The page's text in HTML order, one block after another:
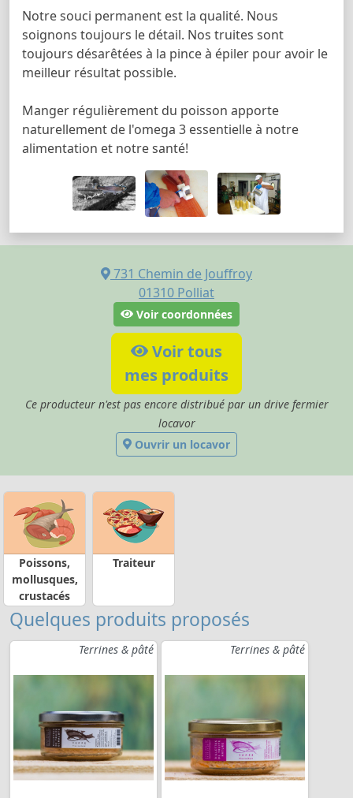
Notre souci permanent est la qualité. Nous
soignons toujours le détail. Nos truites sont
toujours désarêtées à la pince à épiler pour avoir le
meilleur résultat possible.
Manger régulièrement du poisson apporte
naturellement de l'omega 3 essentielle à notre
alimentation et notre santé!
731 Chemin de Jouffroy
01310 Polliat
Voir coordonnées
Voir tous
mes produits
Ce producteur n'est pas encore distribué par un drive fermier
locavor
Ouvrir un locavor
Poissons,
mollusques,
crustacés
Traiteur
Quelques produits proposés
Terrines & pâté Terrines & pâté